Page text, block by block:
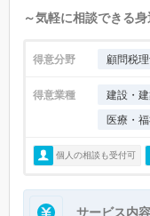
～気軽に相談できる
得意分野 顧問税
得意業種 建設・
医療・
個人の相談も受付可
サービス内容